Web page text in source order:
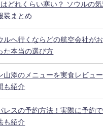
どれくらい寒い？ ソウルの
装まとめ
ルへ行くならどの航空会社が
た本当の選び方
山添のメニューを実食レビュ
も紹介
レスの予約方法！実際に予約
も紹介